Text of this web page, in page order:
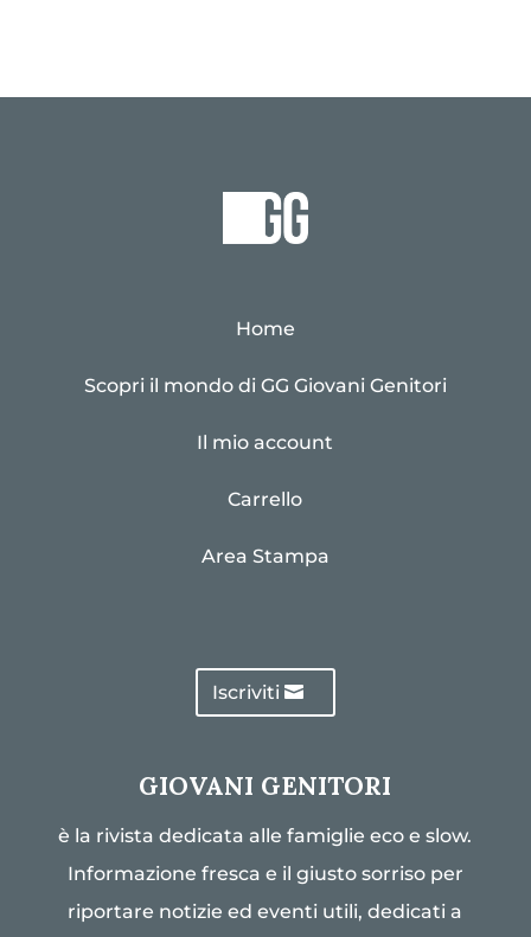
Home
Scopri il mondo di GG Giovani Genitori
Il mio account
Carrello
Area Stampa
Iscriviti
GIOVANI GENITORI
è la rivista dedicata alle famiglie eco e slow.
Informazione fresca e il giusto sorriso per
riportare notizie ed eventi utili, dedicati a